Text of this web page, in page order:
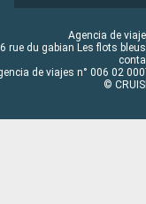
Agencia de
rue du gabian Les flots
de viajes n° 006 02
©